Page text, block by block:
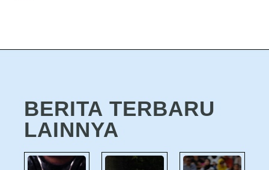
BERITA TERBARU
LAINNYA